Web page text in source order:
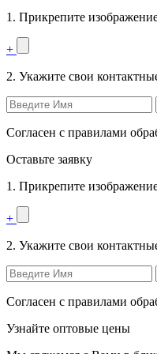
1. Прикрепите
+
2. Укажите свои
Согласен с правилами
Оставьте заявку
1. Прикрепите
+
2. Укажите свои
Согласен с правилами
Узнайте оптовые цены